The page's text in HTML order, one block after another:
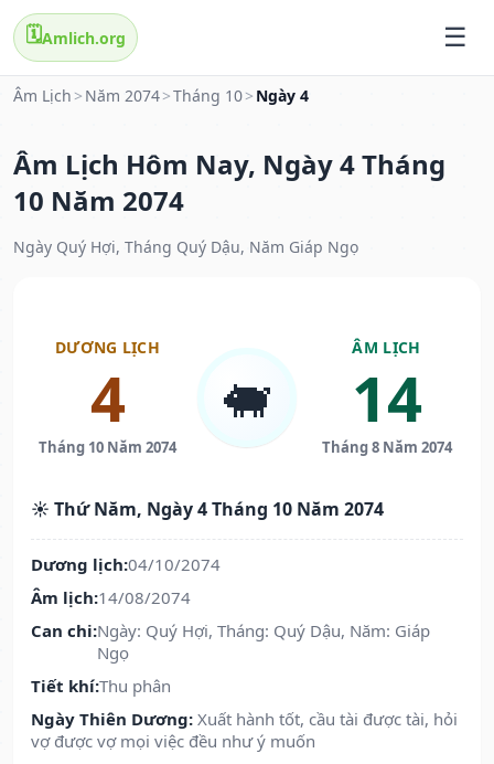
🗓️Amlich.org
Âm Lịch > Năm 2074>Tháng 10> Ngày 4
Âm Lịch Hôm Nay, Ngày 4 Tháng
10 Năm 2074
Ngày Quý Hợi, Tháng Quý Dậu, Năm Giáp Ngọ
DƯƠNG LỊCH
4
Tháng 10 Năm 2074
🐖
ÂM LỊCH
14
Tháng 8 Năm 2074
☀️ Thứ Năm, Ngày 4 Tháng 10 Năm 2074
Dương lịch:04/10/2074
Âm lịch:14/08/2074
Can chi:Ngày: Quý Hợi, Tháng: Quý Dậu, Năm: Giáp
Ngọ
Tiết khí:Thu phân
Ngày Thiên Dương: Xuất hành tốt, cầu tài được tài, hỏi
vợ được vợ mọi việc đều như ý muốn